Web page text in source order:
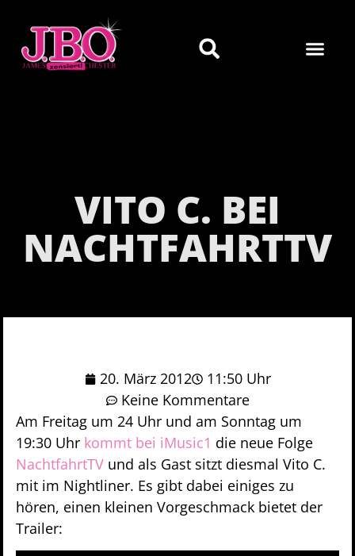
VITO C. BEI
NACHTFAHRTTV
20. März 2012
11:50 Uhr
Keine Kommentare
Am Freitag um 24 Uhr und am Sonntag um
19:30 Uhr kommt bei iMusic1 die neue Folge
NachtfahrtTV und als Gast sitzt diesmal Vito C.
mit im Nightliner. Es gibt dabei einiges zu
hören, einen kleinen Vorgeschmack bietet der
Trailer: